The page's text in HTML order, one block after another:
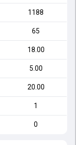
1188
65
18.00
5.00
20.00
1
0